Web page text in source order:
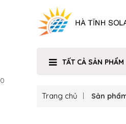
TẤT CẢ SẢN PHẨM
0
Trang chủ Sản